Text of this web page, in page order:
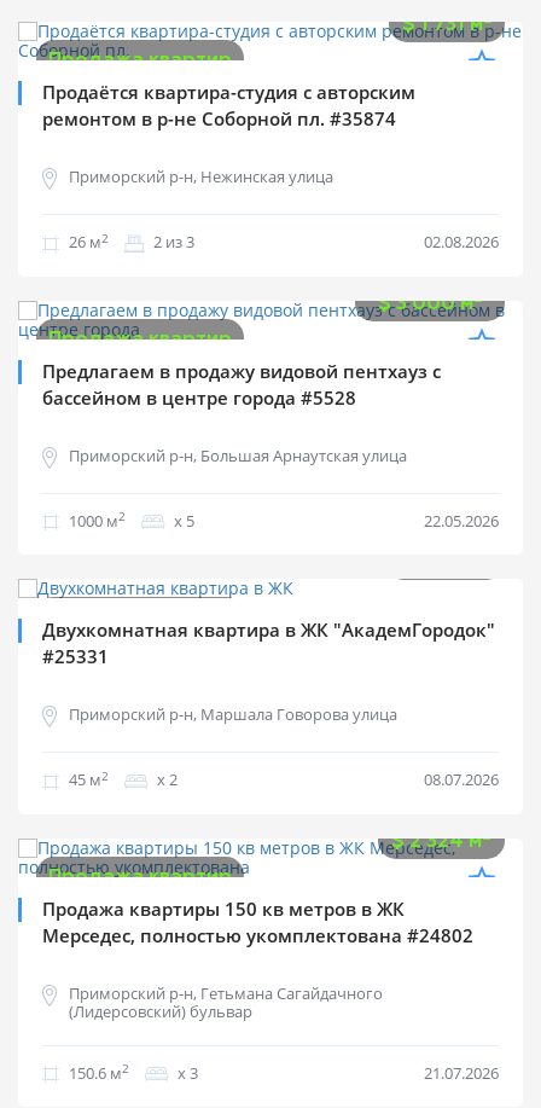
$1 731 м2
Продажа квартир
Продаётся квартира-студия с авторским
ремонтом в р-не Соборной пл. #35874
Приморский р-н, Нежинская улица
26 м2 2 из 3 02.08.2026
$3 000 м2
Продажа квартир
Предлагаем в продажу видовой пентхауз с
бассейном в центре города #5528
Приморский р-н, Большая Арнаутская улица
1000 м2 х 5 22.05.2026
Двухкомнатная квартира в ЖК "АкадемГородок"
#25331
Приморский р-н, Маршала Говорова улица
45 м2 х 2 08.07.2026
$2 324 м2
Продажа квартир
Продажа квартиры 150 кв метров в ЖК
Мерседес, полностью укомплектована #24802
Приморский р-н, Гетьмана Сагайдачного
(Лидерсовский) бульвар
150.6 м2 х 3 21.07.2026